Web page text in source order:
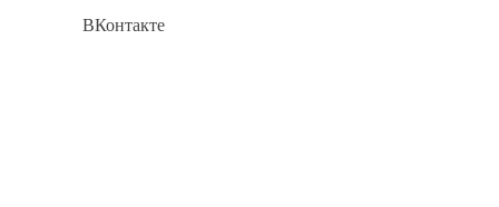
ВКонтакте